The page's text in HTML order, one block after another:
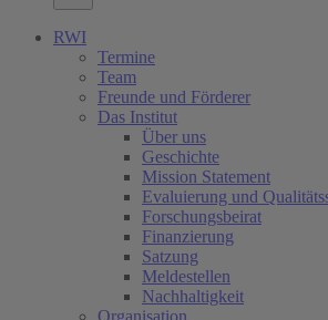
RWI
Termine
Team
Freunde und Förderer
Das Institut
Über uns
Geschichte
Mission Statement
Evaluierung und
Forschungsbeirat
Finanzierung
Satzung
Meldestellen
Nachhaltigkeit
Organisation